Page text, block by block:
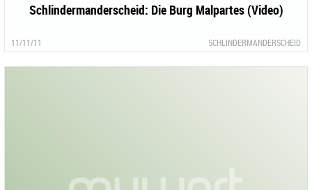
Schlindermanderscheid: Die Burg Malpartes (Video)
11/11/11 SCHLINDERMANDERSCHEID